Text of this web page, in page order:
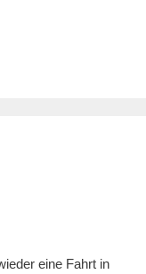
eine Fahrt in